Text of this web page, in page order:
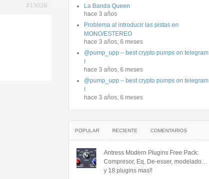
#13038
La Banda Queen
hace 3 años
Problema al introducir las pistas en
MONO/ESTEREO
hace 3 años, 6 meses
@pump_upp – best crypto pumps on telegram
!
hace 3 años, 6 meses
@pump_upp – best crypto pumps on telegram
!
hace 3 años, 6 meses
POPULAR RECIENTE COMENTARIOS
Antress Modern Plugins Free Pack:
Compresor, Eq, De-esser, modelado…
y 18 plugins mas!!